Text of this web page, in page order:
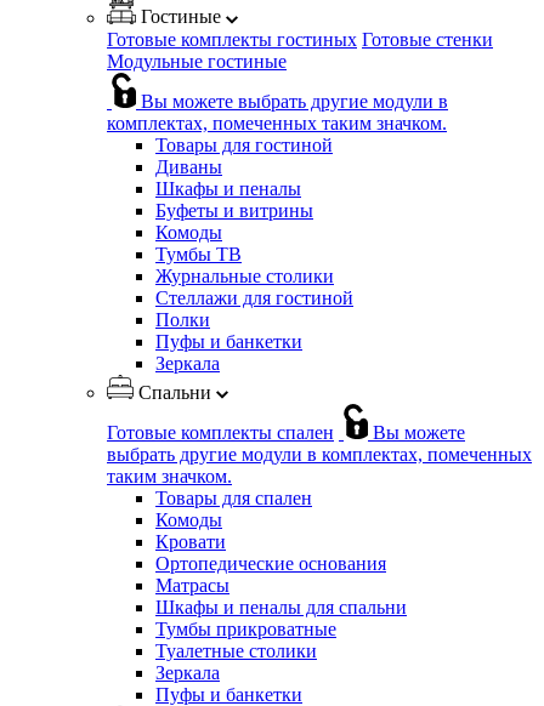
Гостиные
Готовые комплекты гостиных Готовые стенки
Модульные гостиные
Вы можете выбрать другие модули в
комплектах, помеченных таким значком.
Товары для гостиной
Диваны
Шкафы и пеналы
Буфеты и витрины
Комоды
Тумбы ТВ
Журнальные столики
Стеллажи для гостиной
Полки
Пуфы и банкетки
Зеркала
Спальни
Готовые комплекты спален
Вы можете
выбрать другие модули в комплектах, помеченных
таким значком.
Товары для спален
Комоды
Кровати
Ортопедические основания
Матрасы
Шкафы и пеналы для спальни
Тумбы прикроватные
Туалетные столики
Зеркала
Пуфы и банкетки